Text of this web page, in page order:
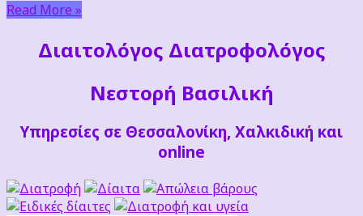
Read More »
Διαιτoλόγος Διατροφολόγος
Νεστορή Βασιλική
Υπηρεσίες σε Θεσσαλονίκη, Χαλκιδική και
online